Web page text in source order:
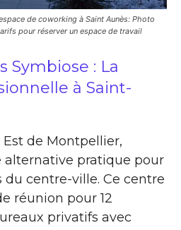
espace de coworking à Saint Aunès: Photo
pour réserver un espace de travail
Symbiose : La
à Saint-
de Montpellier,
alternative pratique pour
centre-ville. Ce centre
réunion pour 12
privatifs avec